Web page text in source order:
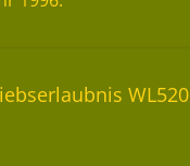
WL520